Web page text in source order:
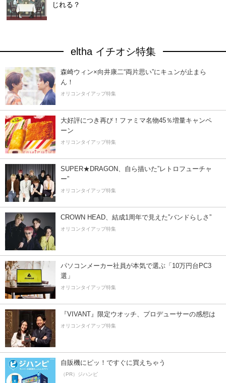
じれる？
eltha イチオシ特集
森崎ウィン×向井康二“両片思い”にキュンが止まら
ん！
オリコンタイアップ特集
大好評につき再び！ファミマ名物45％増量キャンペ
ーン
オリコンタイアップ特集
SUPER★DRAGON、自ら描いた”レトロフューチャ
ー”
オリコンタイアップ特集
CROWN HEAD、結成1周年で見えた”バンドらしさ”
オリコンタイアップ特集
パソコンメーカー社員が本気で選ぶ「10万円台PC3
選」
オリコンタイアップ特集
『VIVANT』限定ウオッチ、プロデューサーの感想は
オリコンタイアップ特集
自販機にピッ！ですぐに買えちゃう
（PR）ジハンピ